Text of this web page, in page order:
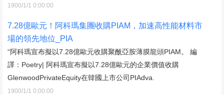
1900/1/1 0:00:00
7.28億歐元！阿科瑪集團收購PIAM，加速高性能材料市
場的領先地位_PIA
“阿科瑪宣布擬以7.28億歐元收購聚酰亞胺薄膜龍頭PIAM。 編
譯：Poetry| 阿科瑪宣布擬以7.28億歐元的企業價值收購
GlenwoodPrivateEquity在韓國上市公司PIAdva.
1900/1/1 0:00:00